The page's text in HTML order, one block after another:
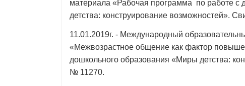
материала «Рабочая программа по работе
детства: конструирование возможностей».
11.01.2019г. - Международный
«Межвозрастное общение как фактор
дошкольного образования «Миры детства:
№ 11270.